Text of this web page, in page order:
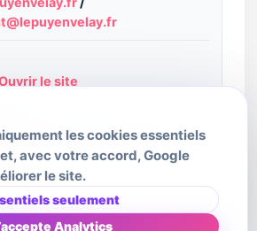
le site
- source : Apidae
jour source
les cookies essentiels
avec votre accord, Google
le site.
seulement
Analytics